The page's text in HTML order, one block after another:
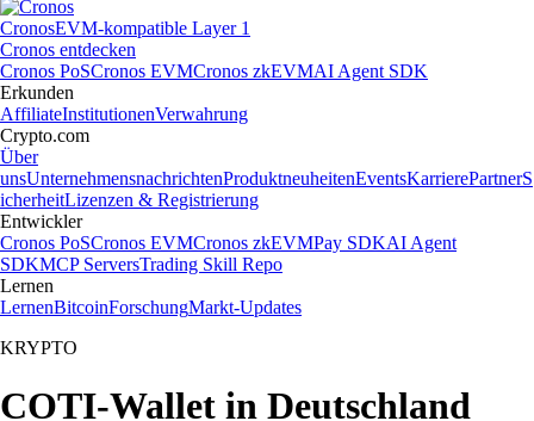
CronosEVM-kompatible Layer 1
Cronos entdecken
Cronos PoSCronos EVMCronos zkEVMAI Agent SDK
Erkunden
AffiliateInstitutionenVerwahrung
Crypto.com
Über
unsUnternehmensnachrichtenProduktneuheitenEventsKarrierePartnerS
icherheitLizenzen & Registrierung
Entwickler
Cronos PoSCronos EVMCronos zkEVMPay SDKAI Agent
SDKMCP ServersTrading Skill Repo
Lernen
LernenBitcoinForschungMarkt-Updates
KRYPTO
COTI-Wallet in Deutschland